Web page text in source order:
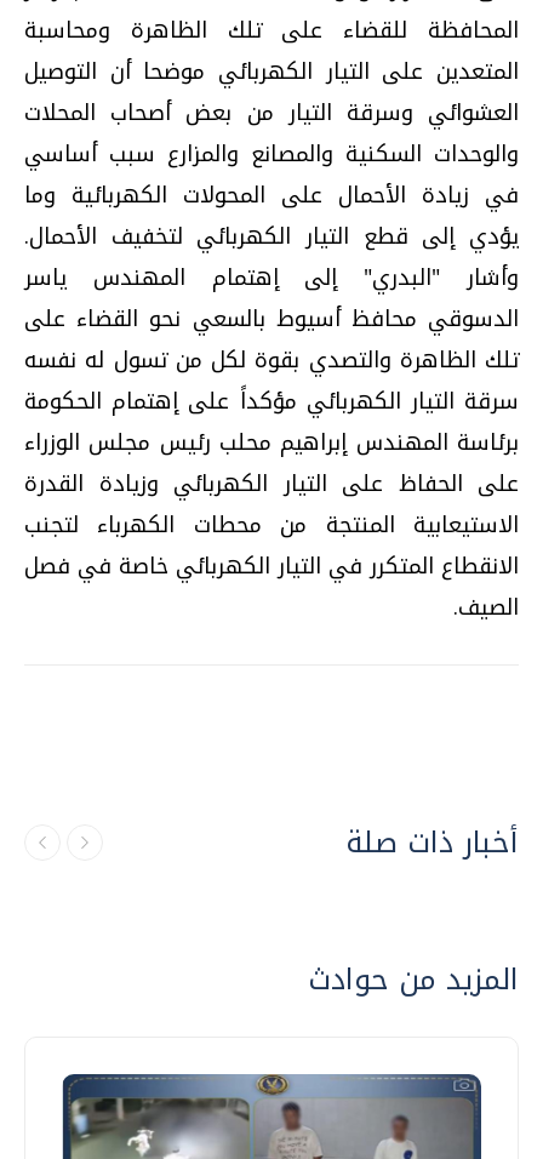
المحافظة للقضاء على تلك الظاهرة ومحاسبة
المتعدين على التيار الكهربائي موضحا أن التوصيل
العشوائي وسرقة التيار من بعض أصحاب المحلات
والوحدات السكنية والمصانع والمزارع سبب أساسي
في زيادة الأحمال على المحولات الكهربائية وما
يؤدي إلى قطع التيار الكهربائي لتخفيف الأحمال.
وأشار "البدري" إلى إهتمام المهندس ياسر
الدسوقي محافظ أسيوط بالسعي نحو القضاء على
تلك الظاهرة والتصدي بقوة لكل من تسول له نفسه
سرقة التيار الكهربائي مؤكداً على إهتمام الحكومة
برئاسة المهندس إبراهيم محلب رئيس مجلس الوزراء
على الحفاظ على التيار الكهربائي وزيادة القدرة
الاستيعابية المنتجة من محطات الكهرباء لتجنب
الانقطاع المتكرر في التيار الكهربائي خاصة في فصل
الصيف.
أخبار ذات صلة
المزيد من حوادث